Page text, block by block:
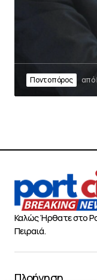
Ποντοπόρος από
Καλώς Ήρθατε στο
Πειραιά.